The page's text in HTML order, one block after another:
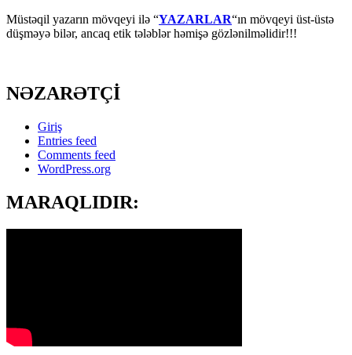
Müstəqil yazarın mövqeyi ilə “YAZARLAR“ın mövqeyi üst-üstə
düşməyə bilər, ancaq etik tələblər həmişə gözlənilməlidir!!!
NƏZARƏTÇİ
Giriş
Entries feed
Comments feed
WordPress.org
MARAQLIDIR: